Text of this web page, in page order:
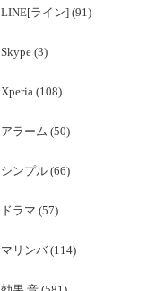
LINE[ライン] (91)
Skype (3)
Xperia (108)
アラーム (50)
シンプル (66)
ドラマ (57)
マリンバ (114)